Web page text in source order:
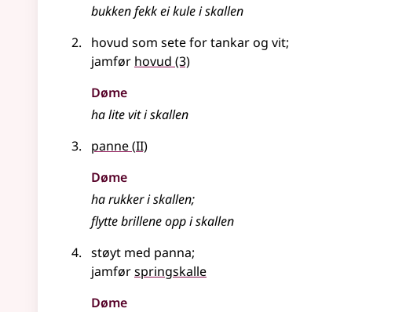
bukken fekk ei kule i skallen
hovud som sete for tankar og vit;
jamfør hovud (3)
Døme
ha lite vit i skallen
panne(2
II)
Døme
ha rukker i skallen;
flytte brillene opp i skallen
støyt med panna;
jamførspringskalle
Døme